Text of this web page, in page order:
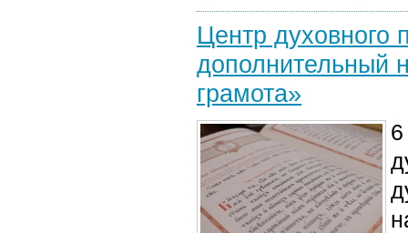
Центр духовного
дополнительный
грамота»